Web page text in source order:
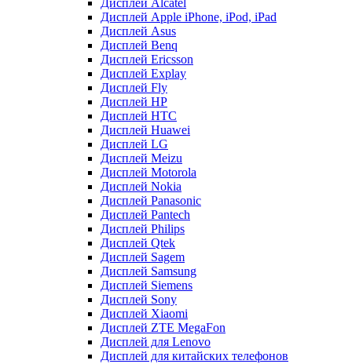
Дисплей Alcatel
Дисплей Apple iPhone, iPod, iPad
Дисплей Asus
Дисплей Benq
Дисплей Ericsson
Дисплей Explay
Дисплей Fly
Дисплей HP
Дисплей HTC
Дисплей Huawei
Дисплей LG
Дисплей Meizu
Дисплей Motorola
Дисплей Nokia
Дисплей Panasonic
Дисплей Pantech
Дисплей Philips
Дисплей Qtek
Дисплей Sagem
Дисплей Samsung
Дисплей Siemens
Дисплей Sony
Дисплей Xiaomi
Дисплей ZTE MegaFon
Дисплей для Lenovo
Дисплей для китайских телефонов